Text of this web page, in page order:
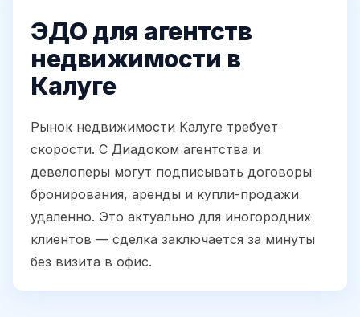
ЭДО для агентств
недвижимости в
Калуге
Рынок недвижимости Калуге требует
скорости. С Диадоком агентства и
девелоперы могут подписывать договоры
бронирования, аренды и купли-продажи
удаленно. Это актуально для иногородних
клиентов — сделка заключается за минуты
без визита в офис.